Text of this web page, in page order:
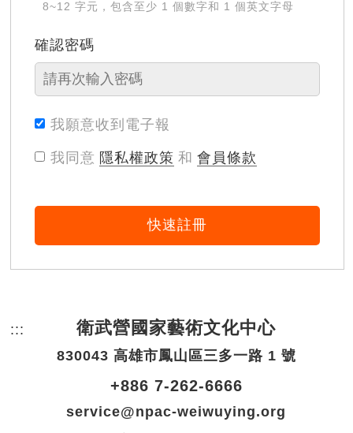
8~12 字元，包含至少 1 個數字和 1 個英文字母
確認密碼
我願意收到電子報
我同意 隱私權政策 和 會員條款
快速註冊
::: 頁尾網站資訊。
衛武營國家藝術文化中心
830043 高雄市鳳山區三多一路 1 號
+886 7-262-6666
service@npac-weiwuying.org